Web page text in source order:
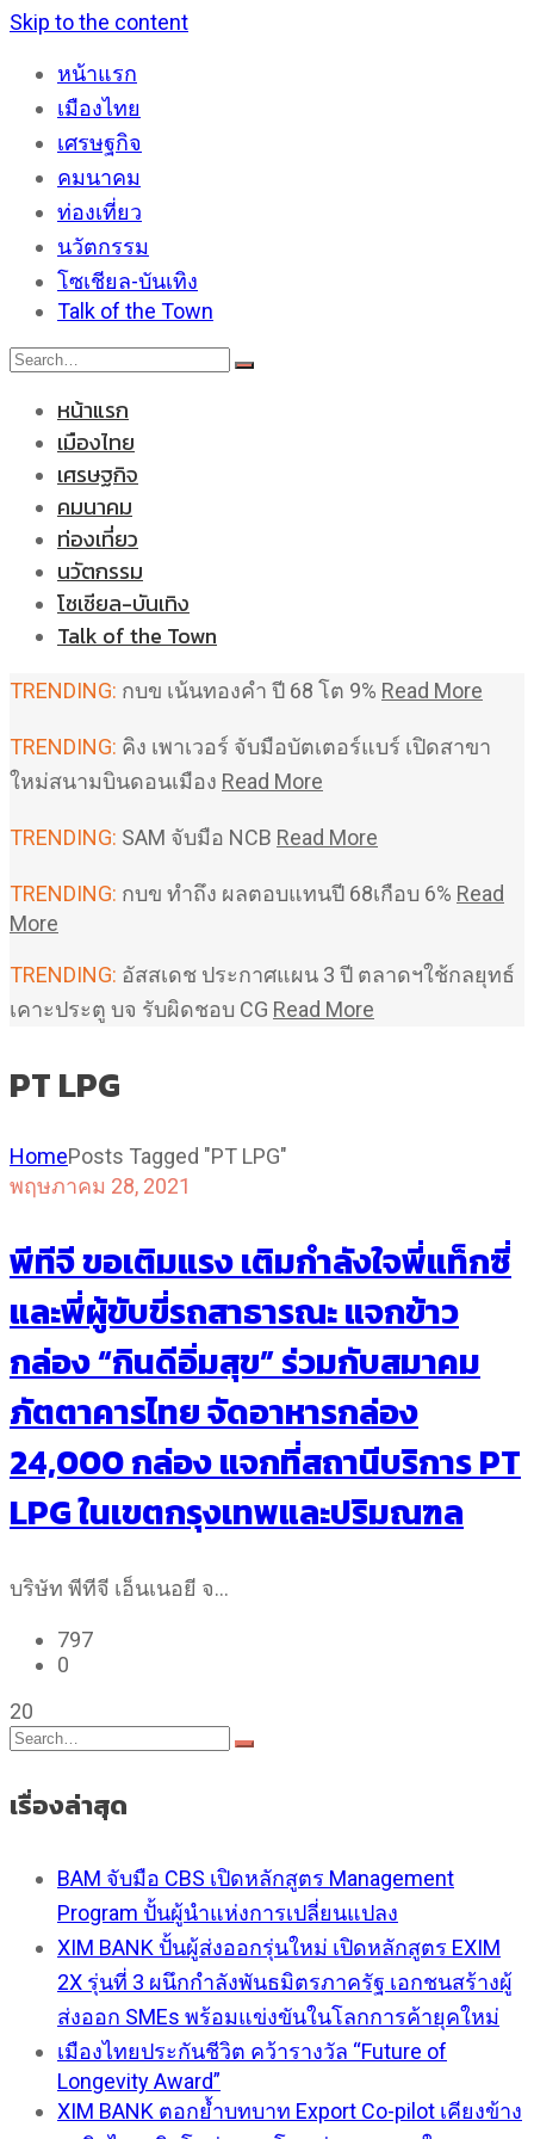
Skip to the content
หน้าแรก
เมืองไทย
เศรษฐกิจ
คมนาคม
ท่องเที่ยว
นวัตกรรม
โซเชียล-บันเทิง
Talk of the Town
หน้าแรก
เมืองไทย
เศรษฐกิจ
คมนาคม
ท่องเที่ยว
นวัตกรรม
โซเชียล-บันเทิง
Talk of the Town
TRENDING: กบข เน้นทองคำ ปี 68 โต 9% Read More
TRENDING: คิง เพาเวอร์ จับมือบัตเตอร์แบร์ เปิดสาขา
ใหม่สนามบินดอนเมือง Read More
TRENDING: SAM จับมือ NCB Read More
TRENDING: กบข ทำถึง ผลตอบแทนปี 68เกือบ 6% Read
More
TRENDING: อัสสเดช ประกาศแผน 3 ปี ตลาดฯใช้กลยุทธ์
เคาะประตู บจ รับผิดชอบ CG Read More
PT LPG
HomePosts Tagged "PT LPG"
พฤษภาคม 28, 2021
พีทีจี ขอเติมแรง เติมกำลังใจพี่แท็กซี่
และพี่ผู้ขับขี่รถสาธารณะ แจกข้าว
กล่อง “กินดีอิ่มสุข” ร่วมกับสมาคม
ภัตตาคารไทย จัดอาหารกล่อง
24,000 กล่อง แจกที่สถานีบริการ PT
LPG ในเขตกรุงเทพและปริมณฑล
บริษัท พีทีจี เอ็นเนอยี จ…
797
0
20
เรื่องล่าสุด
BAM จับมือ CBS เปิดหลักสูตร Management
Program ปั้นผู้นำแห่งการเปลี่ยนแปลง
XIM BANK ปั้นผู้ส่งออกรุ่นใหม่ เปิดหลักสูตร EXIM
2X รุ่นที่ 3 ผนึกกำลังพันธมิตรภาครัฐ เอกชนสร้างผู้
ส่งออก SMEs พร้อมแข่งขันในโลกการค้ายุคใหม่
เมืองไทยประกันชีวิต คว้ารางวัล “Future of
Longevity Award”
XIM BANK ตอกย้ำบทบาท Export Co-pilot เคียงข้าง